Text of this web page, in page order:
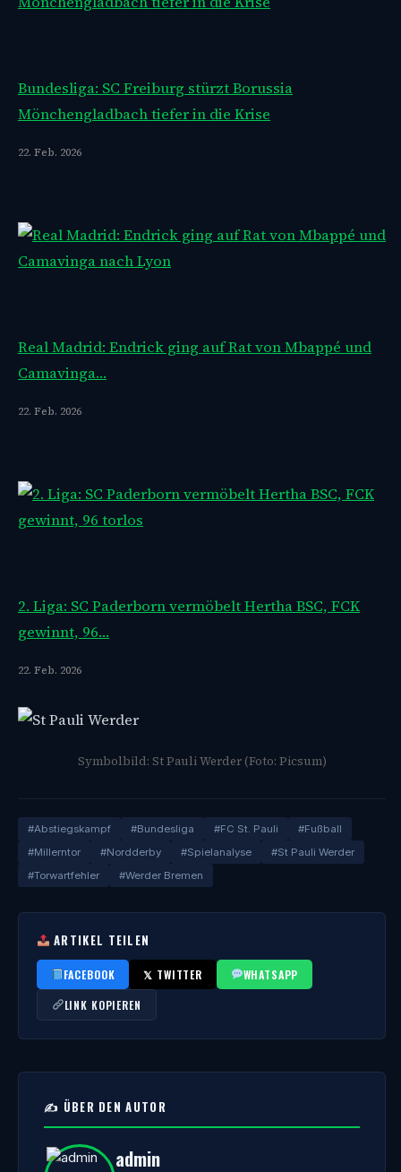
Bundesliga: SC Freiburg stürzt Borussia
Mönchengladbach tiefer in die Krise
22. Feb. 2026
Real Madrid: Endrick ging auf Rat von Mbappé und
Camavinga…
22. Feb. 2026
2. Liga: SC Paderborn vermöbelt Hertha BSC, FCK
gewinnt, 96…
22. Feb. 2026
Symbolbild: St Pauli Werder (Foto: Picsum)
#Abstiegskampf #Bundesliga #FC St. Pauli
#Fußball
#Millerntor
#Nordderby #Spielanalyse
#St Pauli Werder
#Torwartfehler
#Werder Bremen
ARTIKEL TEILEN
FACEBOOK 𝕏 TWITTER
WHATSAPP
LINK KOPIEREN
✍️ ÜBER DEN AUTOR
admin